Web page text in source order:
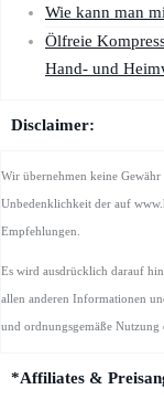
Wie kann man
Ölfreie
Hand- und
Disclaimer:
Wir übernehmen keine
Unbedenklichkeit der auf
Empfehlungen.
Es wird ausdrücklich darauf
allen anderen Informationen
und ordnungsgemäße Nutzung
*Affiliates &